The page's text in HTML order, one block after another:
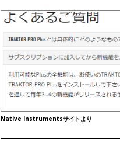
Native Instrumentsサイトより